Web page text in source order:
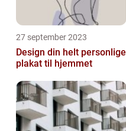
27 september 2023
Design din helt personlige
plakat til hjemmet